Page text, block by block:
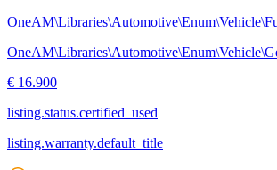
€ 16.900
listing.status.certified_used
listing.warranty.default_title